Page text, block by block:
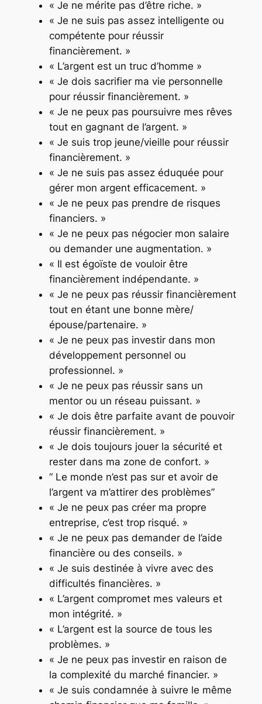
« Je ne mérite pas d’être riche. »
« Je ne suis pas assez intelligente ou
compétente pour réussir
financièrement. »
« L’argent est un truc d’homme »
« Je dois sacrifier ma vie personnelle
pour réussir financièrement. »
« Je ne peux pas poursuivre mes rêves
tout en gagnant de l’argent. »
« Je suis trop jeune/vieille pour réussir
financièrement. »
« Je ne suis pas assez éduquée pour
gérer mon argent efficacement. »
« Je ne peux pas prendre de risques
financiers. »
« Je ne peux pas négocier mon salaire
ou demander une augmentation. »
« Il est égoïste de vouloir être
financièrement indépendante. »
« Je ne peux pas réussir financièrement
tout en étant une bonne mère/
épouse/partenaire. »
« Je ne peux pas investir dans mon
développement personnel ou
professionnel. »
« Je ne peux pas réussir sans un
mentor ou un réseau puissant. »
« Je dois être parfaite avant de pouvoir
réussir financièrement. »
« Je dois toujours jouer la sécurité et
rester dans ma zone de confort. »
“ Le monde n’est pas sur et avoir de
l’argent va m’attirer des problèmes”
« Je ne peux pas créer ma propre
entreprise, c’est trop risqué. »
« Je ne peux pas demander de l’aide
financière ou des conseils. »
« Je suis destinée à vivre avec des
difficultés financières. »
« L’argent compromet mes valeurs et
mon intégrité. »
« L’argent est la source de tous les
problèmes. »
« Je ne peux pas investir en raison de
la complexité du marché financier. »
« Je suis condamnée à suivre le même